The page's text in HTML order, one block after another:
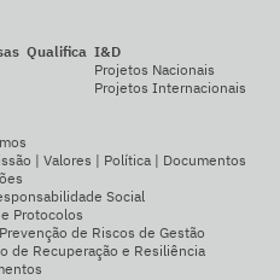
Qualifica I&D
Projetos Nacionais
Projetos Internacionais
| Valores | Política | Documentos
Social
Protocolos
de Riscos de Gestão
de Recuperação e Resiliência